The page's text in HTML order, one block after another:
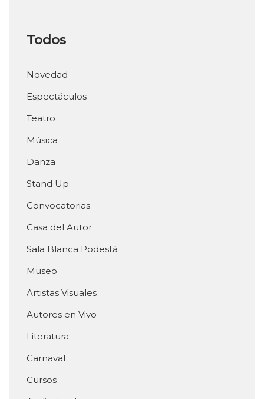
Todos
Novedad
Espectáculos
Teatro
Música
Danza
Stand Up
Convocatorias
Casa del Autor
Sala Blanca Podestá
Museo
Artistas Visuales
Autores en Vivo
Literatura
Carnaval
Cursos